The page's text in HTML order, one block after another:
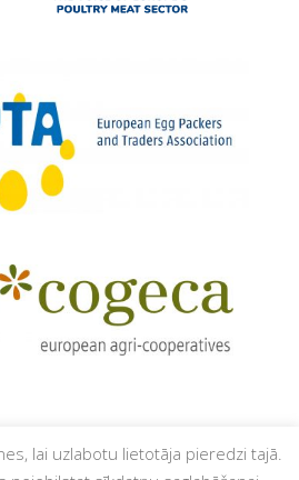
lai uzlabotu lietotāja pieredzi tajā.